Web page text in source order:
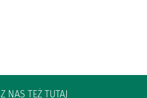
NAS TEŻ TUTAJ